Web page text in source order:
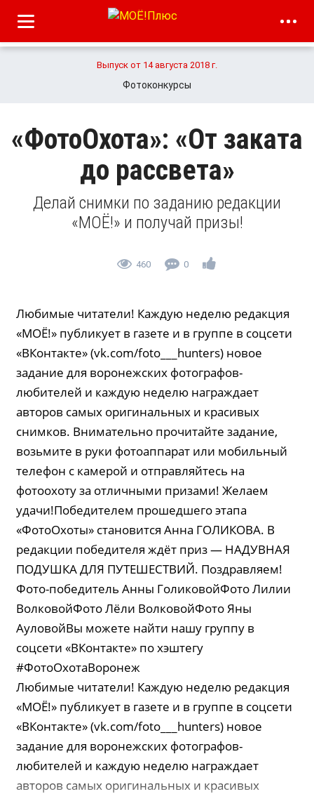
Выпуск от 14 августа 2018 г.
Фотоконкурсы
«ФотоОхота»: «От заката
до рассвета»
Делай снимки по заданию редакции
«МОЁ!» и получай призы!
460 0
Любимые читатели! Каждую неделю редакция
«МОЁ!» публикует в газете и в группе в соцсети
«ВКонтакте» (vk.com/foto___hunters) новое
задание для воронежских фотографов-
любителей и каждую неделю награждает
авторов самых оригинальных и красивых
снимков. Внимательно прочитайте задание,
возьмите в руки фотоаппарат или мобильный
телефон с камерой и отправляйтесь на
фотоохоту за отличными призами! Желаем
удачи!Победителем прошедшего этапа
«ФотоОхоты» становится Анна ГОЛИКОВА. В
редакции победителя ждёт приз — НАДУВНАЯ
ПОДУШКА ДЛЯ ПУТЕШЕСТВИЙ. Поздравляем!
Фото-победитель Анны ГоликовойФото Лилии
ВолковойФото Лёли ВолковойФото Яны
АуловойВы можете найти нашу группу в
соцсети «ВКонтакте» по хэштегу
#ФотоОхотаВоронеж
Любимые читатели! Каждую неделю редакция
«МОЁ!» публикует в газете и в группе в соцсети
«ВКонтакте» (vk.com/foto___hunters) новое
задание для воронежских фотографов-
любителей и каждую неделю награждает
авторов самых оригинальных и красивых